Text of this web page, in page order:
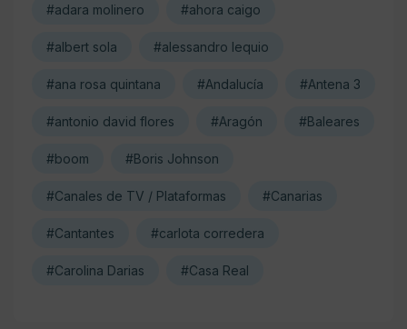
#adara molinero #ahora caigo
#albert sola #alessandro lequio
#ana rosa quintana #Andalucía #Antena 3
#antonio david flores #Aragón #Baleares
#boom #Boris Johnson
#Canales de TV / Plataformas #Canarias
#Cantantes #carlota corredera
#Carolina Darias #Casa Real